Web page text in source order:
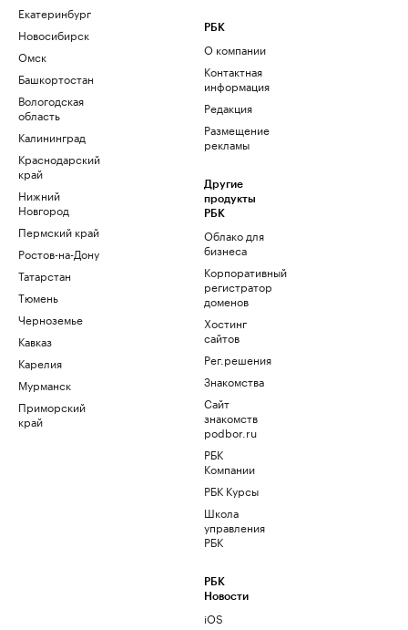
Екатеринбург
Новосибирск
Омск
Башкортостан
Вологодская
область
Калининград
Краснодарский
край
Нижний
Новгород
Пермский край
Ростов-на-Дону
Татарстан
Тюмень
Черноземье
Кавказ
Карелия
Мурманск
Приморский
край
РБК
О компании
Контактная
информация
Редакция
Размещение
рекламы
Другие
продукты
РБК
Облако для
бизнеса
Корпоративный
регистратор
доменов
Хостинг
сайтов
Рег.решения
Знакомства
Сайт
знакомств
podbor.ru
РБК
Компании
РБК Курсы
Школа
управления
РБК
РБК
Новости
iOS